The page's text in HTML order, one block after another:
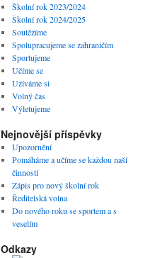
Školní rok 2023/2024
Školní rok 2024/2025
Soutěžíme
Spolupracujeme se zahraničím
Sportujeme
Učíme se
Užíváme si
Volný čas
Výletujeme
Nejnovější příspěvky
Upozornění
Pomáháme a učíme se každou naší
činností
Zápis pro nový školní rok
Ředitelská volna
Do nového roku se sportem a s
veselím
Odkazy